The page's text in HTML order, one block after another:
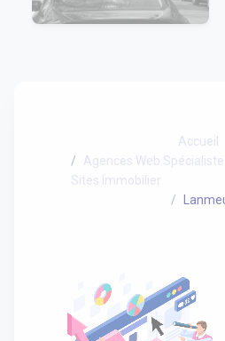
Accueil
Agences Web
Sites Immobilier